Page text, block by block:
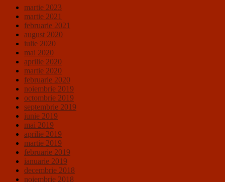
martie 2023
martie 2021
februarie 2021
august 2020
iulie 2020
mai 2020
aprilie 2020
martie 2020
februarie 2020
noiembrie 2019
octombrie 2019
septembrie 2019
iunie 2019
mai 2019
aprilie 2019
martie 2019
februarie 2019
ianuarie 2019
decembrie 2018
noiembrie 2018